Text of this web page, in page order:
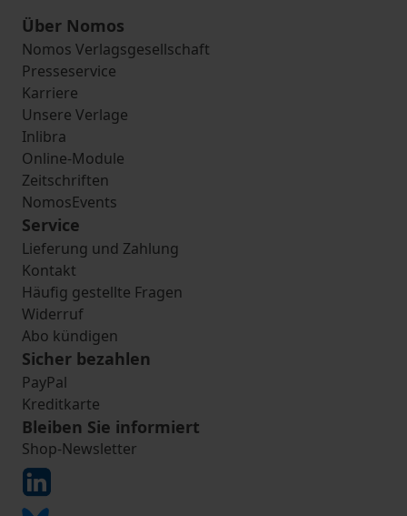
Über Nomos
Nomos Verlagsgesellschaft
Presseservice
Karriere
Unsere Verlage
Inlibra
Online-Module
Zeitschriften
NomosEvents
Service
Lieferung und Zahlung
Kontakt
Häufig gestellte Fragen
Widerruf
Abo kündigen
Sicher bezahlen
PayPal
Kreditkarte
Bleiben Sie informiert
Shop-Newsletter